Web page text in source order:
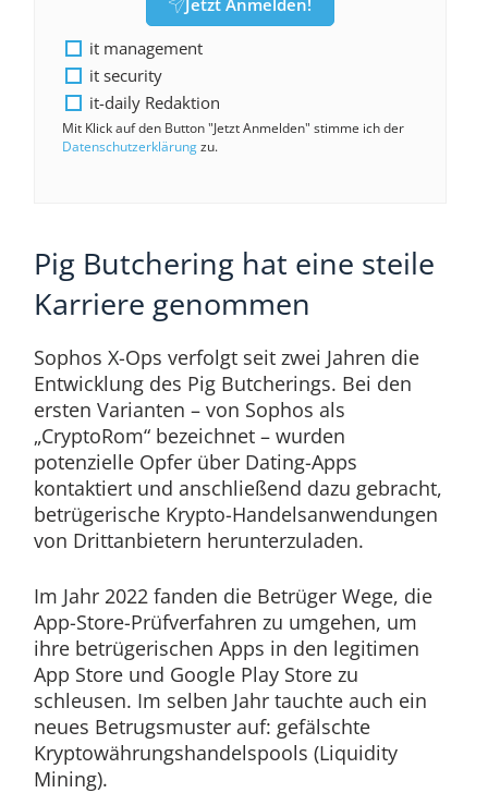
Jetzt Anmelden!
it management
it security
it-daily Redaktion
Mit Klick auf den Button "Jetzt Anmelden" stimme ich der
Datenschutzerklärungzu.
Pig Butchering hat eine steile
Karriere genommen
Sophos X-Ops verfolgt seit zwei Jahren die
Entwicklung des Pig Butcherings. Bei den
ersten Varianten – von Sophos als
„CryptoRom“ bezeichnet – wurden
potenzielle Opfer über Dating-Apps
kontaktiert und anschließend dazu gebracht,
betrügerische Krypto-Handelsanwendungen
von Drittanbietern herunterzuladen.
Im Jahr 2022 fanden die Betrüger Wege, die
App-Store-Prüfverfahren zu umgehen, um
ihre betrügerischen Apps in den legitimen
App Store und Google Play Store zu
schleusen. Im selben Jahr tauchte auch ein
neues Betrugsmuster auf: gefälschte
Kryptowährungshandelspools (Liquidity
Mining).